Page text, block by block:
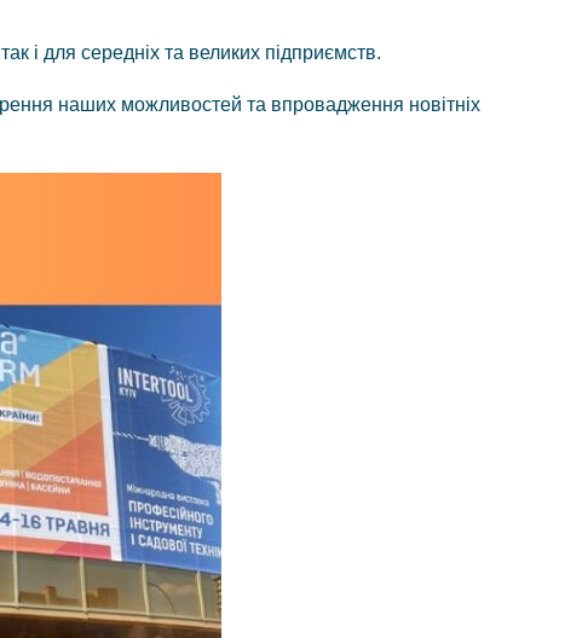
і для середніх та великих підприємств.
наших можливостей та впровадження новітніх